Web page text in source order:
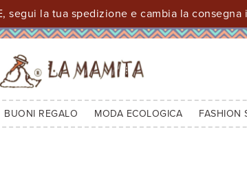
segui la tua spedizione e cambia la
BUONI REGALO MODA ECOLOGICA FASHION